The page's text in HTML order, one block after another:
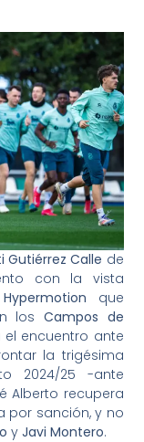
Gutiérrez Calle de
con la vista
que
los Campos de
el encuentro ante
la trigésima
2024/25 -ante
Alberto recupera
por sanción, y no
yJavi Montero.